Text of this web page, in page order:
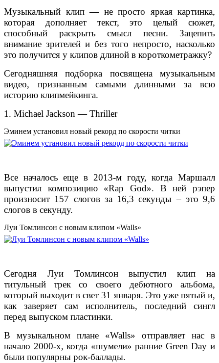
Музыкальный клип — не просто яркая картинка,
которая дополняет текст, это целый сюжет,
способный раскрыть смысл песни. Зацепить
внимание зрителей и без того непросто, насколько
это получится у клипов длиной в короткометражку?
Сегодняшняя подборка посвящена музыкальным
видео, признанным самыми длинными за всю
историю клипмейкинга.
1. Michael Jackson — Thriller
Эминем установил новый рекорд по скорости читки
Все началось еще в 2013-м году, когда Маршалл
выпустил композицию «Rap God». В ней рэпер
произносит 157 слогов за 16,3 секунды – это 9,6
слогов в секунду.
Луи Томлинсон с новым клипом «Walls»
Сегодня Луи Томлинсон выпустил клип на
титульный трек со своего дебютного альбома,
который выходит в свет 31 января. Это уже пятый и,
как заверяет сам исполнитель, последний сингл
перед выпуском пластинки.
В музыкальном плане «Walls» отправляет нас в
начало 2000-х, когда «шумели» ранние Green Day и
были популярны рок-баллады.